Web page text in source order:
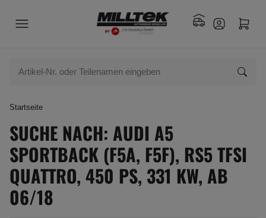
Startseite
SUCHE NACH: AUDI A5
SPORTBACK (F5A, F5F), RS5 TFSI
QUATTRO, 450 PS, 331 KW, AB
06/18